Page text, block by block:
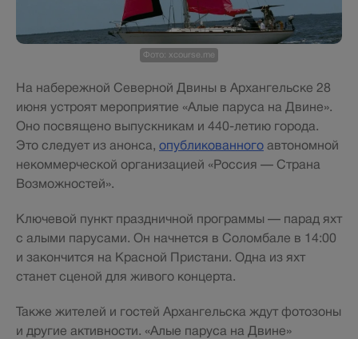
Фото: xcourse.me
На набережной Северной Двины в Архангельске 28
июня устроят мероприятие «Алые паруса на Двине».
Оно посвящено выпускникам и 440-летию города.
Это следует из анонса, опубликованного автономной
некоммерческой организацией «Россия — Страна
Возможностей».
Ключевой пункт праздничной программы — парад яхт
с алыми парусами. Он начнется в Соломбале в 14:00
и закончится на Красной Пристани. Одна из яхт
станет сценой для живого концерта.
Также жителей и гостей Архангельска ждут фотозоны
и другие активности. «Алые паруса на Двине»